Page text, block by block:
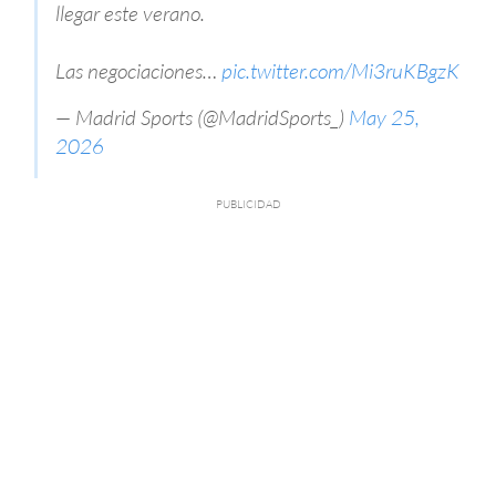
llegar este verano.
Las negociaciones… pic.twitter.com/Mi3ruKBgzK
— Madrid Sports (@MadridSports_) May 25,
2026